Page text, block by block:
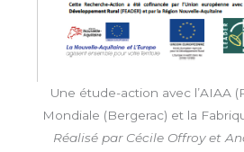
Une étude-action avec l’AIAA
Mondiale (Bergerac) et la
Réalisé par Cécile Offroy et